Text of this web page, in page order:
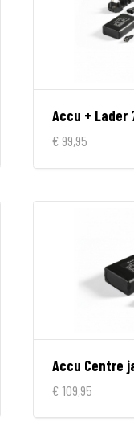
€ 99,95
€ 109,95